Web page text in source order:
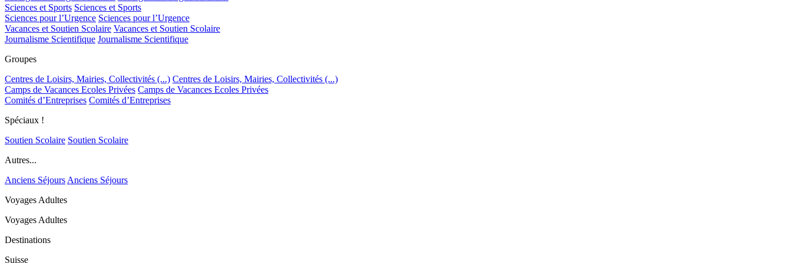
Sciences et Sports Sciences et Sports
Sciences pour l’Urgence Sciences pour l’Urgence
Vacances et Soutien Scolaire Vacances et Soutien Scolaire
Journalisme Scientifique Journalisme Scientifique
Groupes
Centres de Loisirs, Mairies, Collectivités (...) Centres de Loisirs, Mairies, Collectivités (...)
Camps de Vacances Ecoles Privées Camps de Vacances Ecoles Privées
Comités d’Entreprises Comités d’Entreprises
Spéciaux !
Soutien Scolaire Soutien Scolaire
Autres...
Anciens Séjours Anciens Séjours
Voyages Adultes
Voyages Adultes
Destinations
Suisse